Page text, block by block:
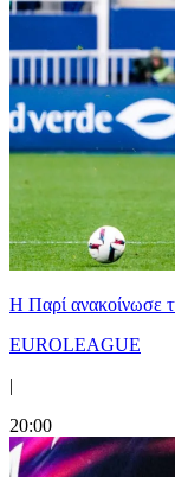
Η Παρί ανακοίνωσε
EUROLEAGUE
|
20:00